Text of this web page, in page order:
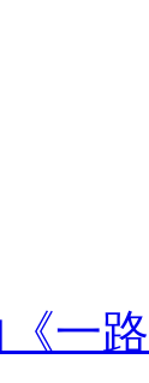
一